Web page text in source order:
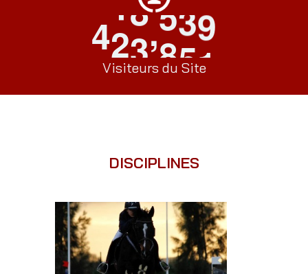
423,851
Visiteurs du Site
DISCIPLINES